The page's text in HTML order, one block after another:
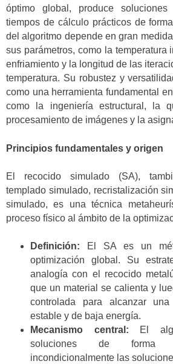
óptimo global, produce
tiempos de cálculo prácticos de
del algoritmo depende en gran
sus parámetros, como la temperatura
enfriamiento y la longitud de las
temperatura. Su robustez y
como una herramienta fundamental
como la ingeniería estructural, la
procesamiento de imágenes y la
Principios fundamentales y origen
El recocido simulado (SA),
templado simulado, recristalización
simulado, es una técnica
proceso físico al ámbito de la
Definición: El SA es un
optimización global. Su
analogía con el recocido
que un material se calienta y
controlada para alcanzar una
estable y de baja energía.
Mecanismo central: El
soluciones de forma
incondicionalmente las